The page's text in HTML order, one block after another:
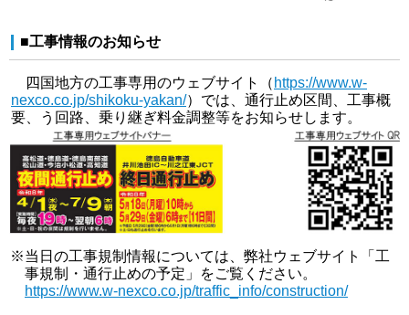
■工事情報のお知らせ
四国地方の工事専用のウェブサイト（ https://www.w-
nexco.co.jp/shikoku-yakan/）では、通行止め区間、工事概
要、う回路、乗り継ぎ料金調整等をお知らせします。
※当日の工事規制情報については、弊社ウェブサイト「工
事規制・通行止めの予定」をご覧ください。
https://www.w-nexco.co.jp/traffic_info/construction/